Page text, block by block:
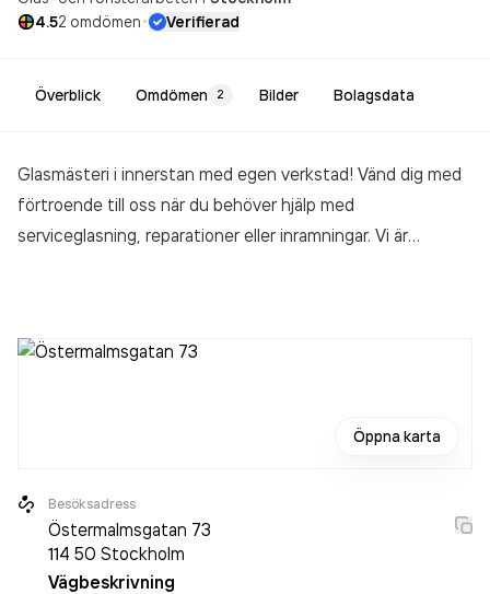
4.52 omdömen· Verifierad
Överblick Omdömen 2 Bilder Bolagsdata
Glasmästeri i innerstan med egen verkstad! Vänd dig med
förtroende till oss när du behöver hjälp med
serviceglasning, reparationer eller inramningar. Vi är
Öppna karta
Besöksadress
Östermalmsgatan 73
114 50 Stockholm
Vägbeskrivning